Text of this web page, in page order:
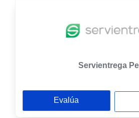
Servientrega
Evalúa